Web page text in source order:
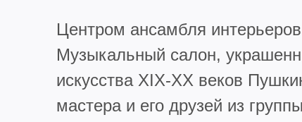
Центром ансамбля
Музыкальный салон,
искусства XIX-XX веков
мастера и его друзей из